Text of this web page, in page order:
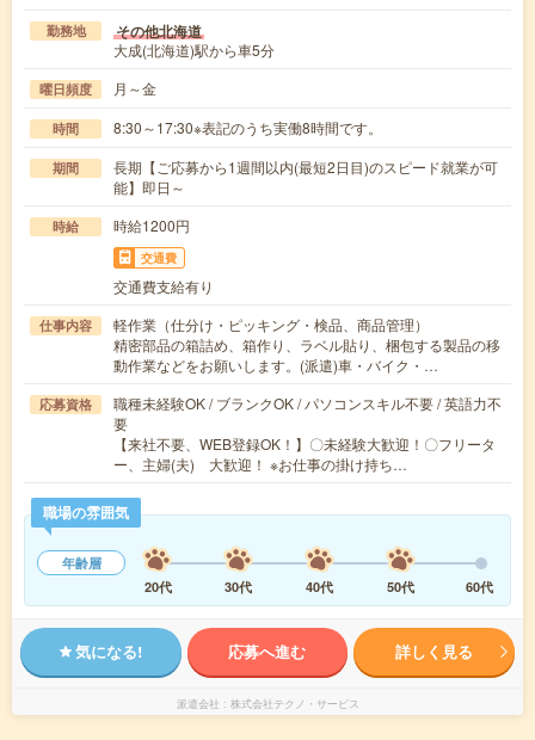
勤務地 その他北海道
大成(北海道)駅から車5分
曜日頻度 月～金
時間 8:30～17:30※表記のうち実働8時間です。
期間
長期【ご応募から1週間以内(最短2日目)のスピード就業が可
能】即日～
時給 時給1200円
交通費
交通費支給有り
仕事内容
軽作業（仕分け・ピッキング・検品、商品管理）
精密部品の箱詰め、箱作り、ラベル貼り、梱包する製品の移
動作業などをお願いします。(派遣)車・バイク・…
応募資格
職種未経験OK / ブランクOK / パソコンスキル不要 / 英語力不
要
【来社不要、WEB登録OK！】〇未経験大歓迎！〇フリータ
ー、主婦(夫) 大歓迎！ ※お仕事の掛け持ち…
職場の雰囲気
年齢層
20代
30代 40代 50代 60代
気になる! 応募へ進む 詳しく見る
派遣会社 株式会社テクノ・サービス